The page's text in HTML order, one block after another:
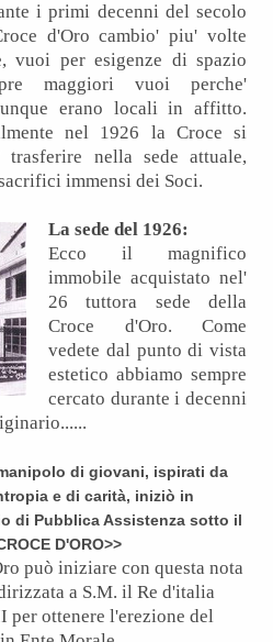
i primi decenni del secolo
d'Oro cambio' piu' volte
vuoi per esigenze di spazio
maggiori vuoi perche'
erano locali in affitto.
nel 1926 la Croce si
trasferire nella sede attuale,
immensi dei Soci.
La sede del 1926:
Ecco il magnifico
immobile acquistato nel'
26 tuttora sede della
Croce d'Oro. Come
vedete dal punto di vista
estetico abbiamo sempre
cercato durante i decenni
di giovani, ispirati da
e di carità, iniziò in
di Pubblica Assistenza sotto il
D'ORO>>
può iniziare con questa nota
a S.M. il Re d'italia
per ottenere l'erezione del